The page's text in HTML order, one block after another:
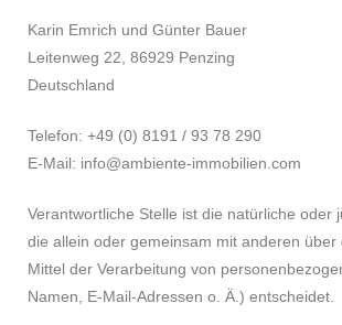
Karin Emrich und Günter Bauer
Leitenweg 22, 86929 Penzing
Deutschland
Telefon: +49 (0) 8191 / 93 78 290
E-Mail: info@ambiente-immobilien.com
Verantwortliche Stelle ist die natürliche oder
die allein oder gemeinsam mit anderen über
Mittel der Verarbeitung von
Namen, E-Mail-Adressen o. Ä.) entscheidet.